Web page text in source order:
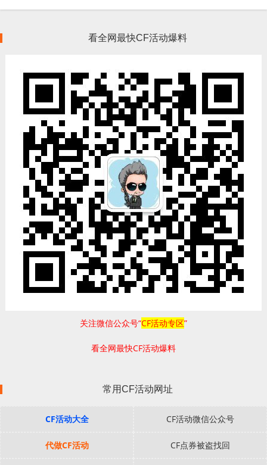
看全网最快CF活动爆料
关注微信公众号“CF活动专区”
看全网最快CF活动爆料
常用CF活动网址
CF活动大全 CF活动微信公众号
代做CF活动 CF点券被盗找回